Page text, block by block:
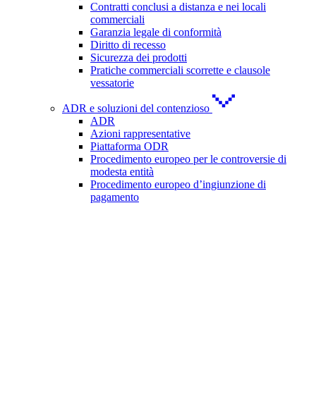
Contratti conclusi a distanza e nei locali
commerciali
Garanzia legale di conformità
Diritto di recesso
Sicurezza dei prodotti
Pratiche commerciali scorrette e clausole
vessatorie
ADR e soluzioni del contenzioso
ADR
Azioni rappresentative
Piattaforma ODR
Procedimento europeo per le controversie di
modesta entità
Procedimento europeo d’ingiunzione di
pagamento